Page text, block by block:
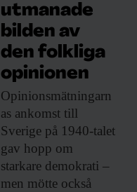
utmanade
bilden av
den folkliga
opinionen
Opinionsmätningarn
as ankomst till
Sverige på 1940-talet
gav hopp om
starkare demokrati –
men mötte också